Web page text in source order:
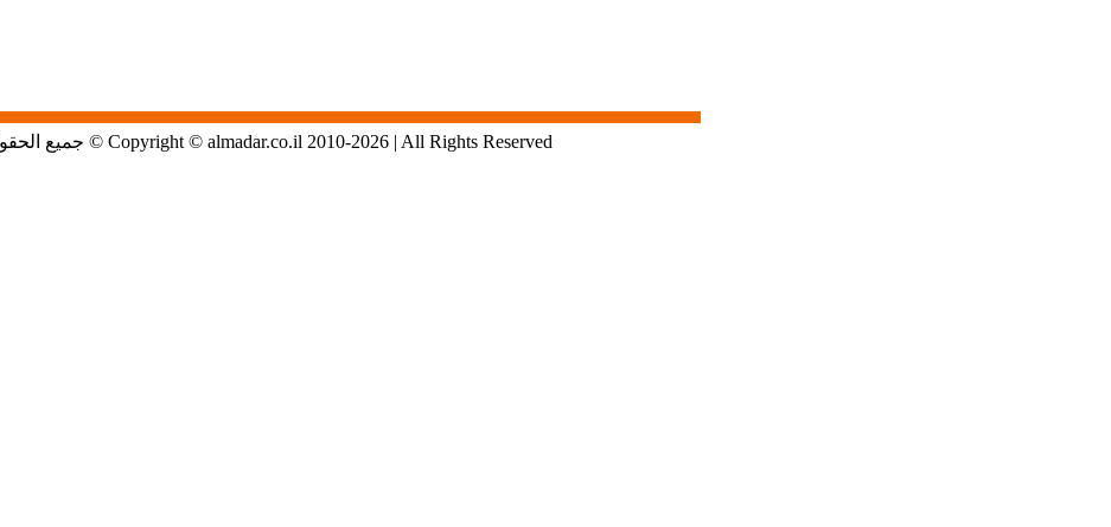
Copyright © almadar.co.il 2010-2026 | All Rights Reserved © جميع الحقوق محفوظة لموقع المدار الاول في الشمال